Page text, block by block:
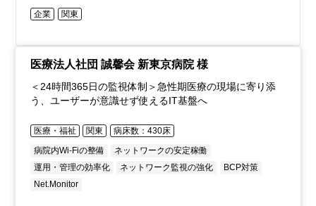
企業 関東
医療法人社団 誠馨会 新東京病院 様
＜24時間365日の監視体制＞急性期医療の現場に寄り添
う、ユーザーが意識せず使えるIT基盤へ
医療・福祉 関東
病床数：430床
病院内Wi-Fiの整備
ネットワークの安定稼働
運用・管理の効率化
ネットワーク監視の強化
BCP対策
Net.Monitor